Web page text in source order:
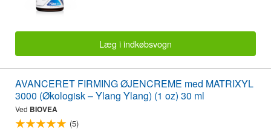
Læg i indkøbsvogn
AVANCERET FIRMING ØJENCREME med MATRIXYL
3000 (Økologisk – Ylang Ylang) (1 oz) 30 ml
Ved BIOVEA
(5)